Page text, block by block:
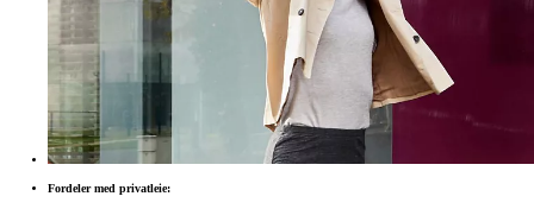
Fordeler med privatleie: